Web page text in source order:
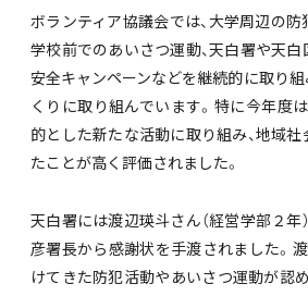
ボランティア協議会では、大学周辺の
学校前でのあいさつ運動、天白署や天
安全キャンペーンなどを継続的に取り組
くりに取り組んでいます。特に今年度
的とした新たな活動に取り組み、地域
たことが高く評価されました。
天白署には渡辺瑛斗さん（経営学部２年
彦署長から感謝状を手渡されました。
けてきた防犯活動やあいさつ運動が認